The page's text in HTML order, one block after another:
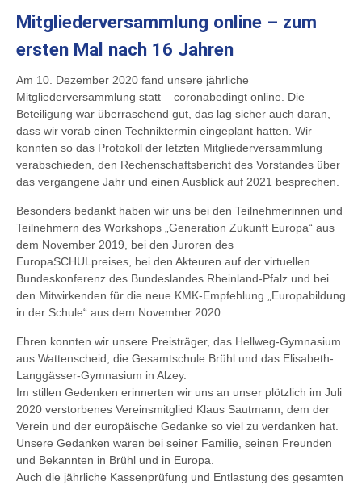
Mitgliederversammlung online – zum
ersten Mal nach 16 Jahren
Am 10. Dezember 2020 fand unsere jährliche
Mitgliederversammlung statt – coronabedingt online. Die
Beteiligung war überraschend gut, das lag sicher auch daran,
dass wir vorab einen Techniktermin eingeplant hatten. Wir
konnten so das Protokoll der letzten Mitgliederversammlung
verabschieden, den Rechenschaftsbericht des Vorstandes über
das vergangene Jahr und einen Ausblick auf 2021 besprechen.
Besonders bedankt haben wir uns bei den Teilnehmerinnen und
Teilnehmern des Workshops „Generation Zukunft Europa“ aus
dem November 2019, bei den Juroren des
EuropaSCHULpreises, bei den Akteuren auf der virtuellen
Bundeskonferenz des Bundeslandes Rheinland-Pfalz und bei
den Mitwirkenden für die neue KMK-Empfehlung „Europabildung
in der Schule“ aus dem November 2020.
Ehren konnten wir unsere Preisträger, das Hellweg-Gymnasium
aus Wattenscheid, die Gesamtschule Brühl und das Elisabeth-
Langgässer-Gymnasium in Alzey.
Im stillen Gedenken erinnerten wir uns an unser plötzlich im Juli
2020 verstorbenes Vereinsmitglied Klaus Sautmann, dem der
Verein und der europäische Gedanke so viel zu verdanken hat.
Unsere Gedanken waren bei seiner Familie, seinen Freunden
und Bekannten in Brühl und in Europa.
Auch die jährliche Kassenprüfung und Entlastung des gesamten